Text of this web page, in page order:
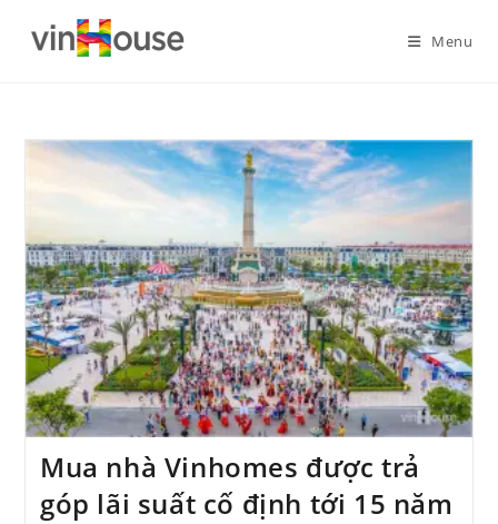
Menu
Mua nhà Vinhomes được trả
góp lãi suất cố định tới 15 năm